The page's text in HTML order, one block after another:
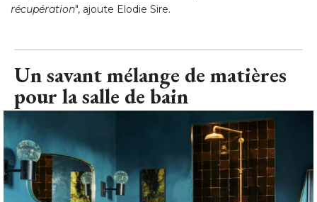
récupération", ajoute Elodie Sire.
Un savant mélange de matières
pour la salle de bain